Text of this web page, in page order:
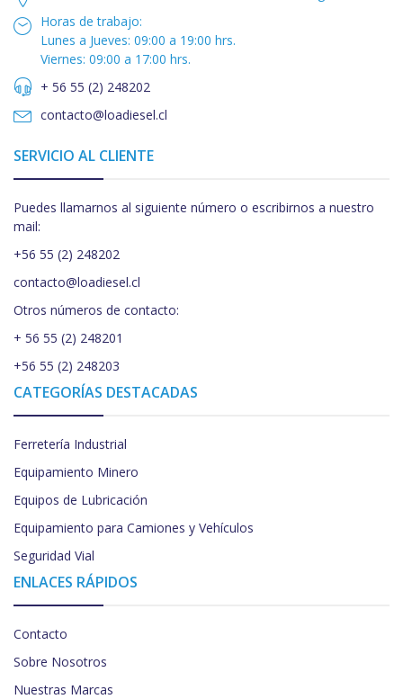
Horas de trabajo:
Lunes a Jueves: 09:00 a 19:00 hrs.
Viernes: 09:00 a 17:00 hrs.
+ 56 55 (2) 248202
contacto@loadiesel.cl
SERVICIO AL CLIENTE
Puedes llamarnos al siguiente número o escribirnos a nuestro
mail:
+56 55 (2) 248202
contacto@loadiesel.cl
Otros números de contacto:
+ 56 55 (2) 248201
+56 55 (2) 248203
CATEGORÍAS DESTACADAS
Ferretería Industrial
Equipamiento Minero
Equipos de Lubricación
Equipamiento para Camiones y Vehículos
Seguridad Vial
ENLACES RÁPIDOS
Contacto
Sobre Nosotros
Nuestras Marcas